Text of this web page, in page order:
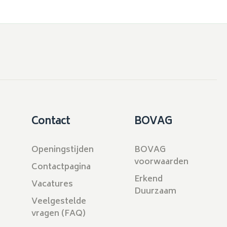
Contact
Openingstijden
Contactpagina
Vacatures
Veelgestelde
vragen (FAQ)
BOVAG
BOVAG
voorwaarden
Erkend
Duurzaam